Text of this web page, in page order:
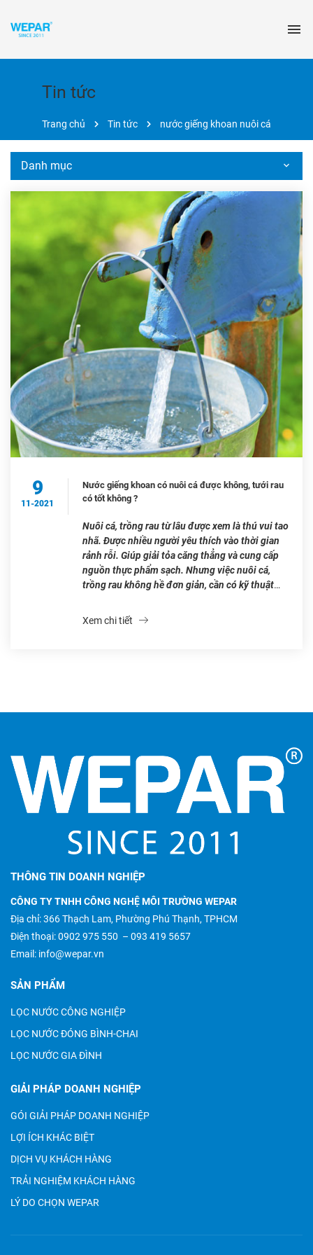
Tin tức
Trang chủ Tin tức nước giếng khoan nuôi cá
Danh mục
9
11-2021
Nước giếng khoan có nuôi cá được không, tưới rau
có tốt không ?
Nuôi cá, trồng rau từ lâu được xem là thú vui tao
nhã. Được nhiều người yêu thích vào thời gian
rảnh rỗi. Giúp giải tỏa căng thẳng và cung cấp
nguồn thực phẩm sạch. Nhưng việc nuôi cá,
trồng rau không hề đơn giản, cần có kỹ thuật
Xem chi tiết
THÔNG TIN DOANH NGHIỆP
CÔNG TY TNHH CÔNG NGHỆ MÔI TRƯỜNG WEPAR
Địa chỉ: 366 Thạch Lam, Phường Phú Thạnh, TPHCM
Điện thoại:0902 975 550 – 093 419 5657
Email: info@wepar.vn
SẢN PHẨM
LỌC NƯỚC CÔNG NGHIỆP
LỌC NƯỚC ĐÓNG BÌNH-CHAI
LỌC NƯỚC GIA ĐÌNH
GIẢI PHÁP DOANH NGHIỆP
GÓI GIẢI PHÁP DOANH NGHIỆP
LỢI ÍCH KHÁC BIỆT
DỊCH VỤ KHÁCH HÀNG
TRẢI NGHIỆM KHÁCH HÀNG
LÝ DO CHỌN WEPAR